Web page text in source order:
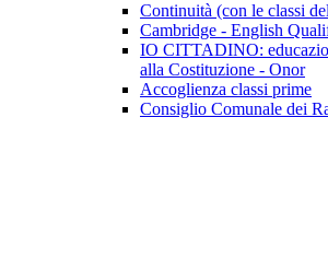
Continuità (con le classi
Cambridge - English
IO CITTADINO:
alla Costituzione - Onor
Accoglienza classi prime
Consiglio Comunale dei